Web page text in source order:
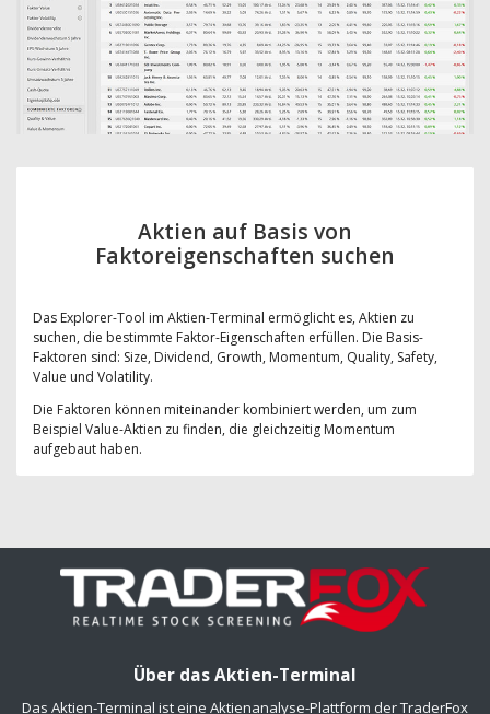
Aktien auf Basis von
Faktoreigenschaften suchen
Das Explorer-Tool im Aktien-Terminal ermöglicht es, Aktien zu
suchen, die bestimmte Faktor-Eigenschaften erfüllen. Die Basis-
Faktoren sind: Size, Dividend, Growth, Momentum, Quality, Safety,
Value und Volatility.
Die Faktoren können miteinander kombiniert werden, um zum
Beispiel Value-Aktien zu finden, die gleichzeitig Momentum
aufgebaut haben.
Über das Aktien-Terminal
Das Aktien-Terminal ist eine Aktienanalyse-Plattform der TraderFox